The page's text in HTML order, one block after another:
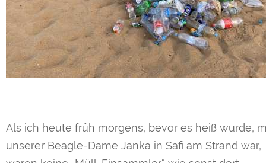
Als ich heute früh morgens, bevor es heiß wurde,
unserer Beagle-Dame Janka in Safi am Strand war,